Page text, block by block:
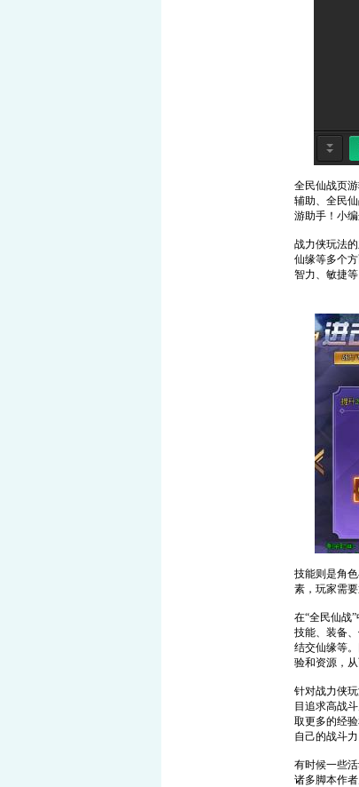
全民仙战页
辅助、全民
游助手！小
战力侠玩法
仙缘等多个
智力、敏捷等
技能则是角
素，玩家需
在“全民仙战
技能、装备
结交仙缘等
验和资源，从
针对战力侠
目追求高战
取更多的经
自己的战斗力
有时候一些
诸多脚本作